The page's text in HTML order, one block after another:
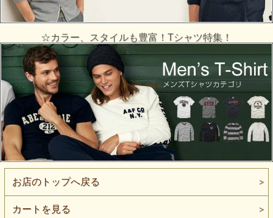
☆カラー、スタイルも豊富！Tシャツ特集！
お店のトップへ戻る
カートを見る